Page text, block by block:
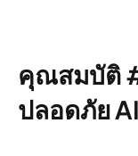
คุณสมบัติ
ปลอดภัย